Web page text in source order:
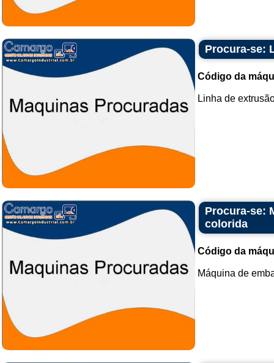
Procura-se:
Código da
Linha de
Procura-se:
colorida
Código da
Máquina de